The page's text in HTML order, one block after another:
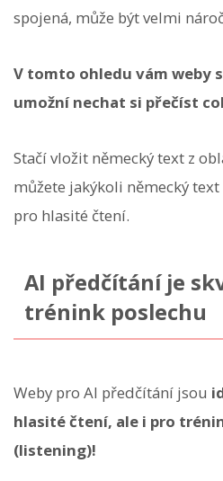
spojená, může být velmi
V tomto ohledu vám weby
umožní nechat si přečíst
Stačí vložit německý text z
můžete jakýkoli německý
pro hlasité čtení.
AI předčítání je
trénink poslechu
Weby pro AI předčítání jsou
hlasité čtení, ale i pro
(listening)!